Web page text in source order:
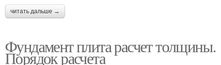
читать дальше →
Фундамент плита расчет толщины.
Порядок расчета